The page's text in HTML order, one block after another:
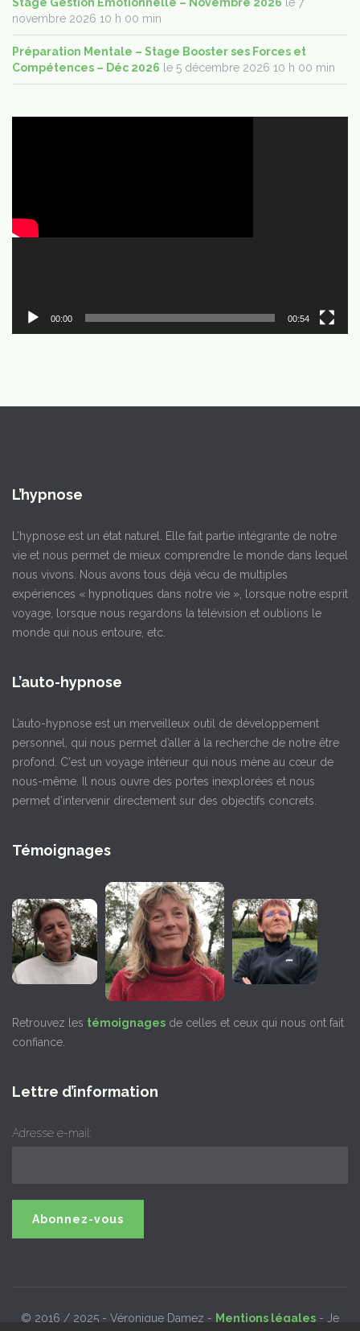
novembre 2026 10 h 00 min
Préparation Mentale – Stage Booster ses Forces et
Compétences – Déc 2026 le 5 décembre 2026 10 h 00 min
00:00 00:54
L’hypnose
L’hypnose est un état naturel. Elle fait partie intégrante de notre
vie et nous permet de mieux comprendre le monde dans lequel
nous vivons. Nous avons tous déjà vécu de multiples
expériences « hypnotiques dans notre vie », lorsque notre esprit
voyage, lorsque nous regardons la télévision et oublions le
monde qui nous entoure, etc.
L’auto-hypnose
L’auto-hypnose est un merveilleux outil de développement
personnel, qui nous permet d’aller à la recherche de notre être
profond. C'est un voyage intérieur qui nous mène au cœur de
nous-même. Il nous ouvre des portes inexplorées et nous
permet d’intervenir directement sur des objectifs concrets.
Témoignages
Retrouvez les témoignages de celles et ceux qui nous ont fait
confiance.
Lettre d’information
Adresse e-mail:
© 2016 / 2025 - Véronique Damez - Mentions légales - Je